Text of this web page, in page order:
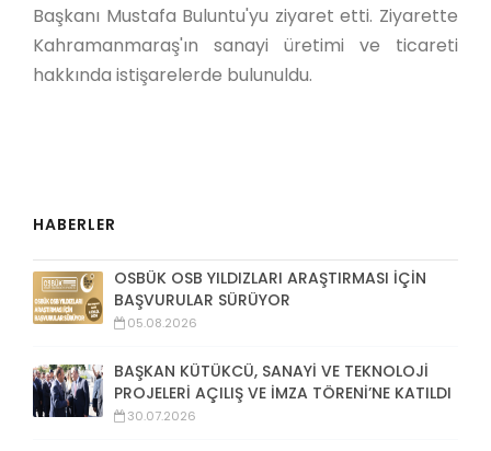
Başkanı Mustafa Buluntu'yu ziyaret etti. Ziyarette
Kahramanmaraş'ın sanayi üretimi ve ticareti
hakkında istişarelerde bulunuldu.
HABERLER
OSBÜK OSB YILDIZLARI ARAŞTIRMASI İÇİN
BAŞVURULAR SÜRÜYOR
05.08.2026
BAŞKAN KÜTÜKCÜ, SANAYİ VE TEKNOLOJİ
PROJELERİ AÇILIŞ VE İMZA TÖRENİ’NE KATILDI
30.07.2026